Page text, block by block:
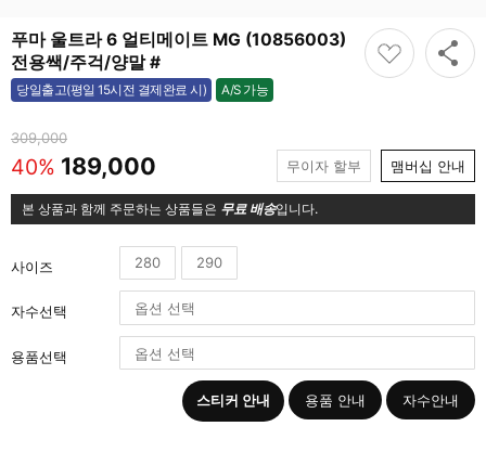
푸마 울트라 6 얼티메이트 MG (10856003)
전용쌕/주걱/양말 #
당일출고(평일 15시전 결제완료 시) A/S 가능
가능
309,000
40% 189,000 무이자 할부 맴버십 안내
본 상품과 함께 주문하는 상품들은 무료 배송입니다.
사이즈 280 290
자수선택
용품선택
스티커 안내 용품 안내 자수안내